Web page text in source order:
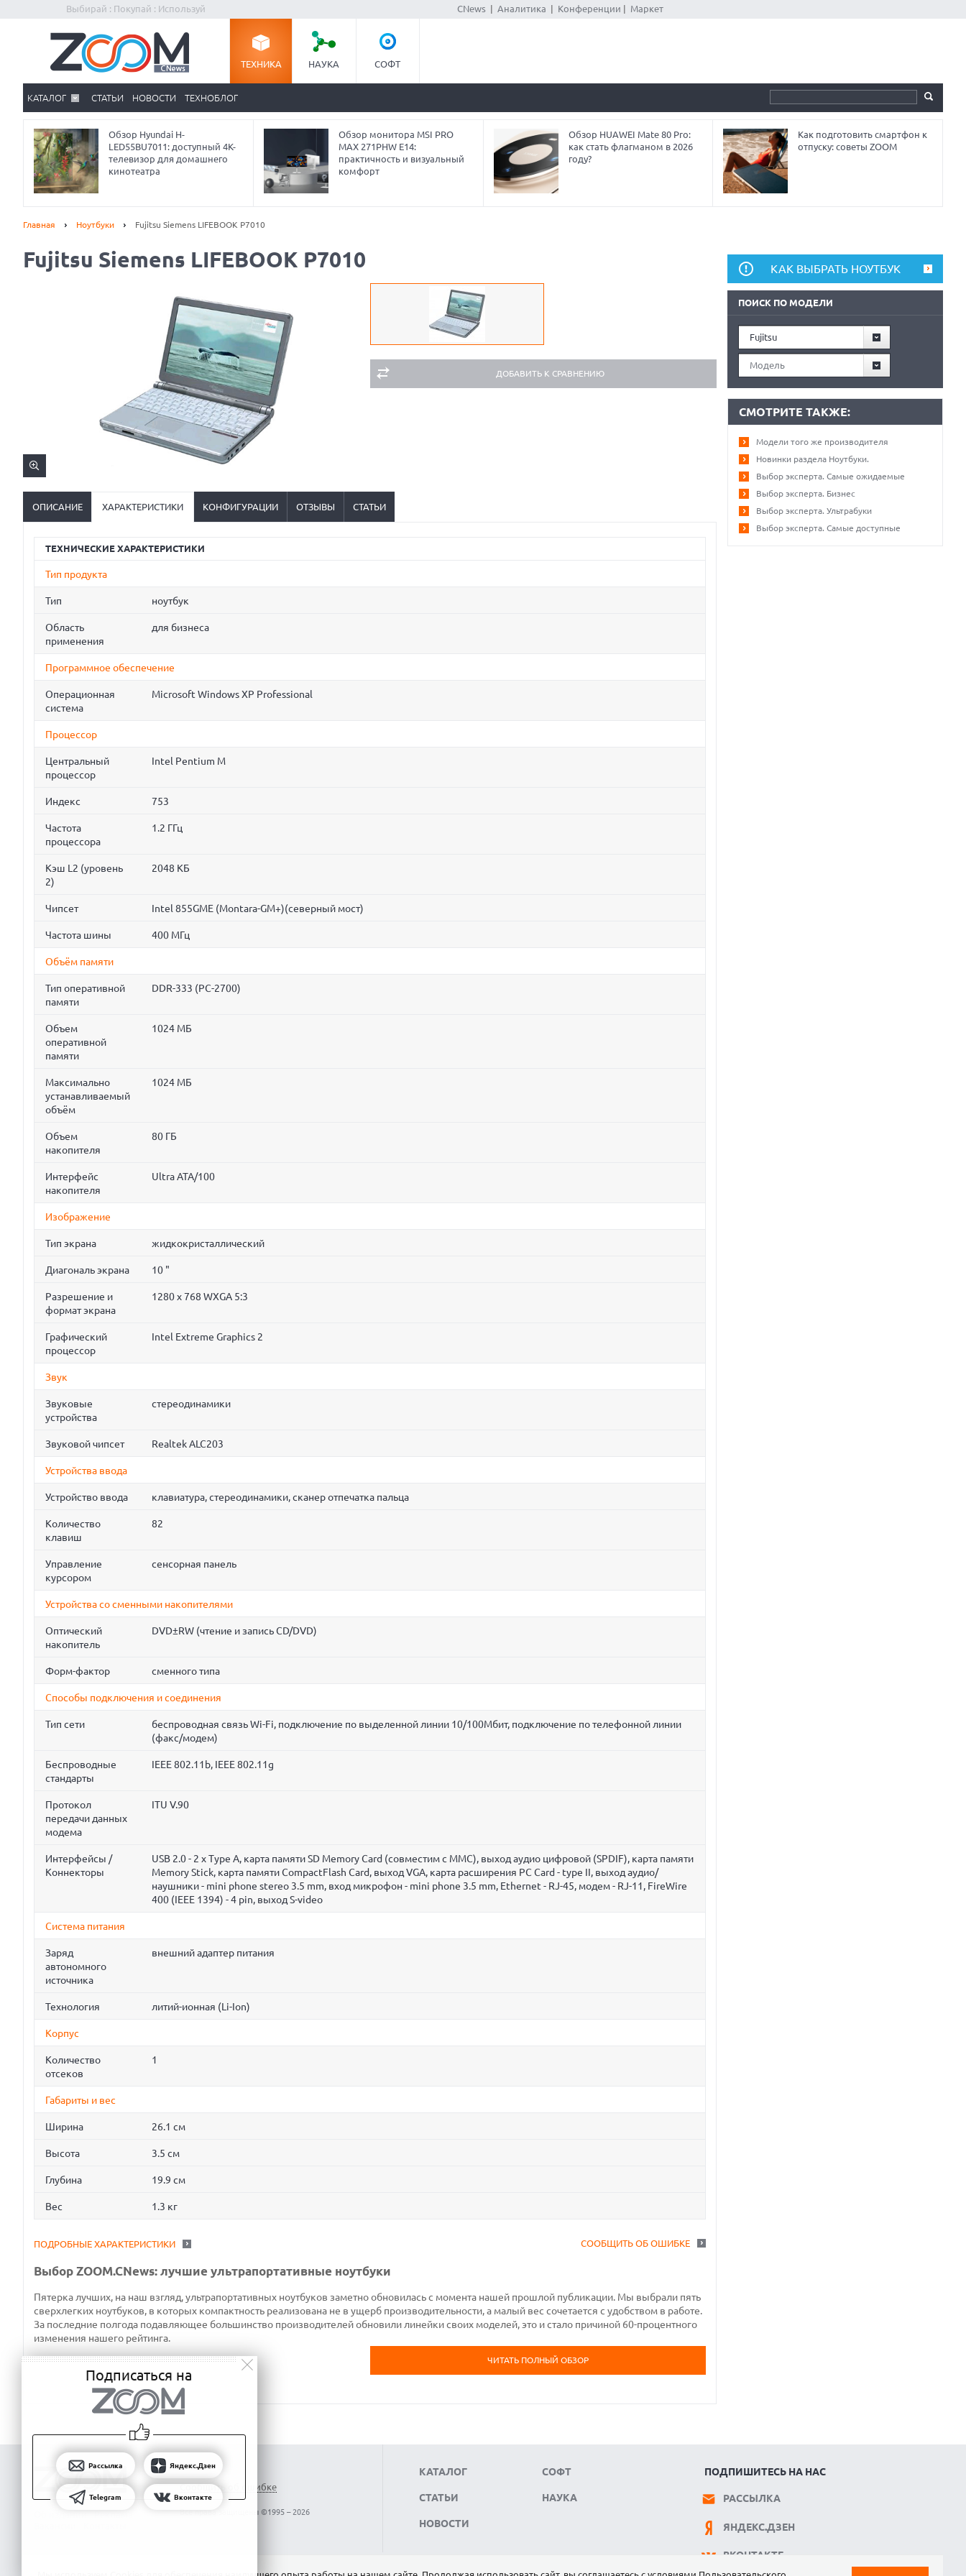
Выбирай : Покупай : Используй CNews| Аналитика Конференции Маркет
ТЕХНИКА НАУКА СОФТ
КАТАЛОГ СТАТЬИ НОВОСТИ ТЕХНОБЛОГ
Обзор Hyundai H-
LED55BU7011: доступный 4K-
телевизор для домашнего
кинотеатра
Обзор монитора MSI PRO
MAX 271PHW E14:
практичность и визуальный
комфорт
Обзор HUAWEI Mate 80 Pro:
как стать флагманом в 2026
году?
Как подготовить смартфон к
отпуску: советы ZOOM
Главная Ноутбуки Fujitsu Siemens LIFEBOOK P7010
Fujitsu Siemens LIFEBOOK P7010
ДОБАВИТЬ К СРАВНЕНИЮ
ОПИСАНИЕ ХАРАКТЕРИСТИКИ КОНФИГУРАЦИИ ОТЗЫВЫ СТАТЬИ
ТЕХНИЧЕСКИЕ ХАРАКТЕРИСТИКИ
Тип продукта
Тип ноутбук
Область
применения
для бизнеса
Программное обеспечение
Операционная
система
Microsoft Windows XP Professional
Процессор
Центральный
процессор
Intel Pentium M
Индекс 753
Частота
процессора
1.2 ГГц
Кэш L2 (уровень
2)
2048 КБ
Чипсет Intel 855GME (Montara-GM+)(северный мост)
Частота шины 400 МГц
Объём памяти
Тип оперативной
памяти
DDR-333 (PC-2700)
Объем
оперативной
памяти
1024 МБ
Максимально
устанавливаемый
объём
1024 МБ
Объем
накопителя
80 ГБ
Интерфейс
накопителя
Ultra ATA/100
Изображение
Тип экрана жидкокристаллический
Диагональ экрана 10 "
Разрешение и
формат экрана
1280 x 768 WXGA 5:3
Графический
процессор
Intel Extreme Graphics 2
Звук
Звуковые
устройства
стереодинамики
Звуковой чипсет Realtek ALC203
Устройства ввода
Устройство ввода клавиатура, стереодинамики, cканер отпечатка пальца
Количество
клавиш
82
Управление
курсором
сенсорная панель
Устройства со сменными накопителями
Оптический
накопитель
DVD±RW (чтение и запись CD/DVD)
Форм-фактор сменного типа
Способы подключения и соединения
Тип сети
беспроводная связь Wi-Fi, подключение по выделенной линии 10/100Мбит, подключение по телефонной линии
(факс/модем)
Беспроводные
стандарты
IEEE 802.11b, IEEE 802.11g
Протокол
передачи данных
модема
ITU V.90
Интерфейсы /
Коннекторы
USB 2.0 - 2 x Type A, карта памяти SD Memory Card (совместим с MMC), выход аудио цифровой (SPDIF), карта памяти
Memory Stick, карта памяти CompactFlash Card, выход VGA, карта расширения PC Card - type II, выход аудио/
наушники - mini phone stereo 3.5 mm, вход микрофон - mini phone 3.5 mm, Ethernet - RJ-45, модем - RJ-11, FireWire
400 (IEEE 1394) - 4 pin, выход S-video
Система питания
Заряд
автономного
источника
внешний адаптер питания
Технология литий-ионная (Li-Ion)
Корпус
Количество
отсеков
1
Габариты и вес
Ширина 26.1 см
Высота 3.5 см
Глубина 19.9 см
Вес 1.3 кг
СООБЩИТЬ ОБ ОШИБКЕ
ПОДРОБНЫЕ ХАРАКТЕРИСТИКИ
Выбор ZOOM.CNews: лучшие ультрапортативные ноутбуки
Пятерка лучших, на наш взгляд, ультрапортативных ноутбуков заметно обновилась с момента нашей прошлой публикации. Мы выбрали пять
сверхлегких ноутбуков, в которых компактность реализована не в ущерб производительности, а малый вес сочетается с удобством в работе.
За последние полгода подавляющее большинство производителей обновили линейки своих моделей, это и стало причиной 60-процентного
изменения нашего рейтинга.
ЧИТАТЬ ПОЛНЫЙ ОБЗОР
КАК ВЫБРАТЬ НОУТБУК
ПОИСК ПО МОДЕЛИ
Fujitsu
Модель
СМОТРИТЕ ТАКЖЕ:
Модели того же производителя
Новинки раздела Ноутбуки.
Выбор эксперта. Самые ожидаемые
Выбор эксперта. Бизнес
Выбор эксперта. Ультрабуки
Выбор эксперта. Самые доступные
Сообщить об ошибке
Все права защищены ©1995 – 2026
КАТАЛОГ
СТАТЬИ
НОВОСТИ
СОФТ
НАУКА
ПОДПИШИТЕСЬ НА НАС
РАССЫЛКА
ЯНДЕКС.ДЗЕН
ВКОНТАКТЕ
Подписаться на
Рассылка Яндекс.Дзен
Telegram Вконтакте